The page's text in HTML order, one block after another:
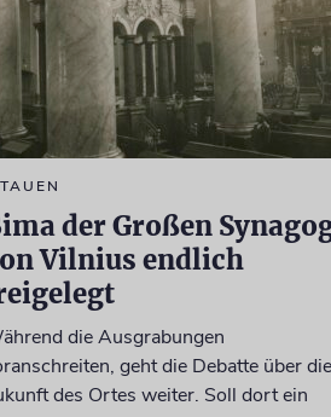
der Großen
Vilnius endlich
die Ausgrabungen
geht die Debatte über die
des Ortes weiter. Soll dort ein